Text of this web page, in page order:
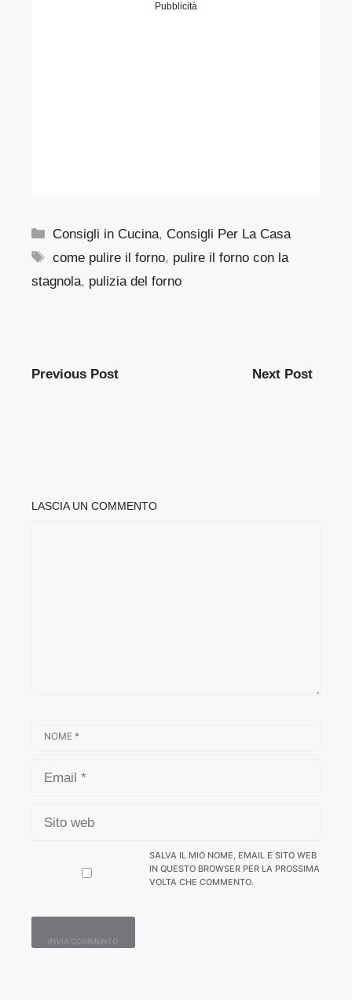
Pubblicità
Categorie
Consigli in Cucina,Consigli Per La Casa
Tag
come pulire il forno, pulire il forno con la
stagnola, pulizia del forno
Previous Post Next Post
LASCIA UN COMMENTO
WEB
SALVA IL MIO NOME, EMAIL E SITO WEB
IN QUESTO BROWSER PER LA PROSSIMA
VOLTA CHE COMMENTO.